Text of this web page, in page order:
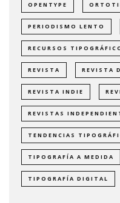
OPENTYPE
PERIODISMO LENTO
RECURSOS
REVISTA REVISTA
REVISTA INDIE
REVISTAS
TENDENCIAS
TIPOGRAFÍA A MEDIDA
TIPOGRAFÍA DIGITAL